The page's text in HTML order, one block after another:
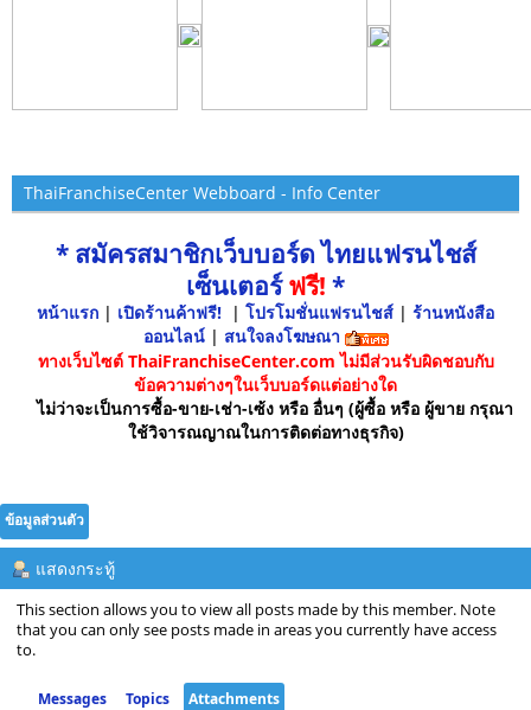
ThaiFranchiseCenter Webboard - Info Center
* สมัครสมาชิกเว็บบอร์ด ไทยแฟรนไชส์
เซ็นเตอร์ฟรี! *
หน้าแรก | เปิดร้านค้าฟรี! | โปรโมชั่นแฟรนไชส์ | ร้านหนังสือ
ออนไลน์ | สนใจลงโฆษณา
ทางเว็บไซต์ ThaiFranchiseCenter.com ไม่มีส่วนรับผิดชอบกับ
ข้อความต่างๆในเว็บบอร์ดแต่อย่างใด
ไม่ว่าจะเป็นการซื้อ-ขาย-เช่า-เซ้ง หรือ อื่นๆ (ผู้ซื้อ หรือ ผู้ขาย กรุณา
ใช้วิจารณญาณในการติดต่อทางธุรกิจ)
ข้อมูลส่วนตัว
แสดงกระทู้
This section allows you to view all posts made by this member. Note
that you can only see posts made in areas you currently have access
to.
Messages Topics Attachments